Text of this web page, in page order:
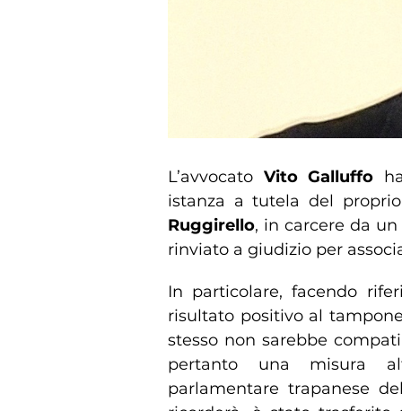
L’avvocato Vito Galluffo
istanza a tutela del
Ruggirello, in carcere da un
rinviato a giudizio per
In particolare, facendo
risultato positivo al
stesso non sarebbe
pertanto una misura
parlamentare trapanese